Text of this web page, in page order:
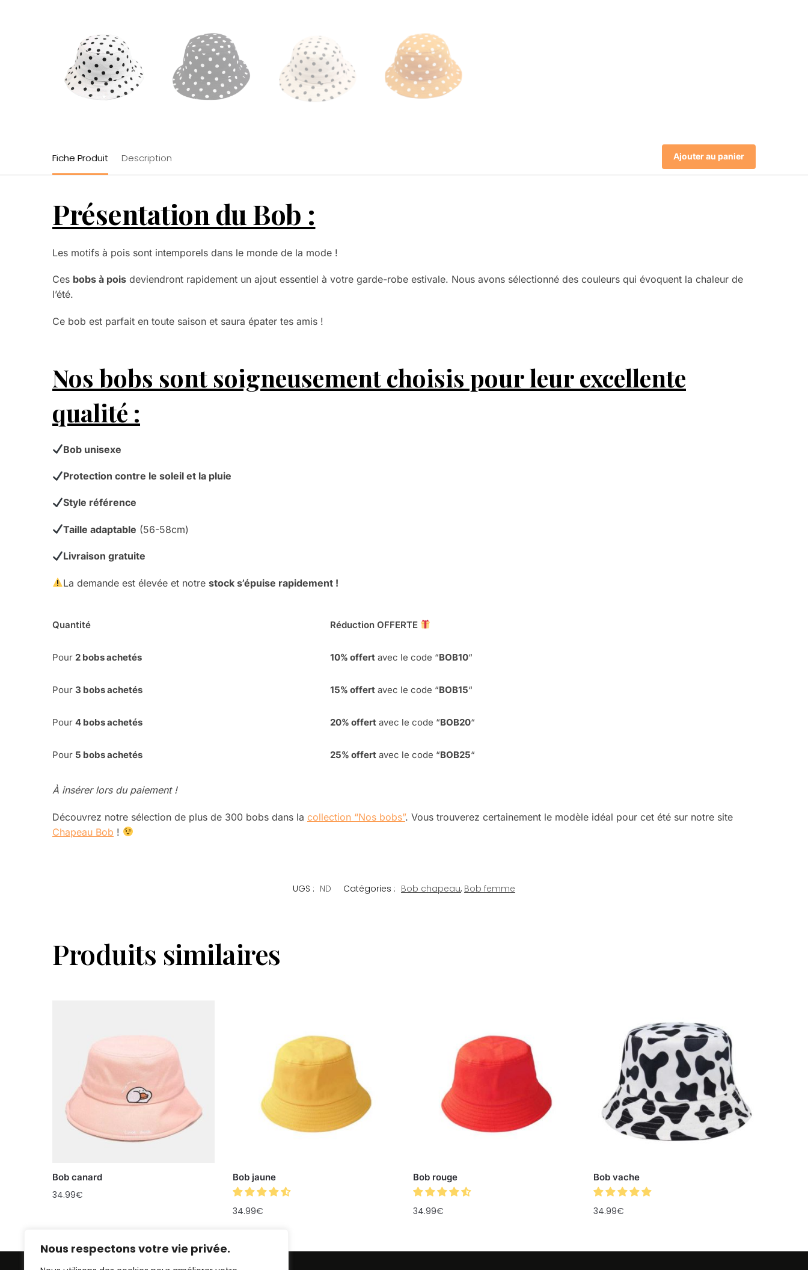
Nous respectons votre vie privée.
Fiche Produit Description Ajouter au panier
Présentation du Bob :
Les motifs à pois sont intemporels dans le monde de la mode !
Ces bobs à pois deviendront rapidement un ajout essentiel à votre garde-robe estivale. Nous avons sélectionné des couleurs qui évoquent la chaleur de
l’été.
Ce bob est parfait en toute saison et saura épater tes amis !
Nos bobs sont soigneusement choisis pour leur excellente
qualité :
Bob unisexe
Protection contre le soleil et la pluie
Style référence
Taille adaptable (56-58cm)
Livraison gratuite
La demande est élevée et notrestock s’épuise rapidement !
Quantité Réduction OFFERTE
Pour 2 bobs achetés 10% offert avec le code “BOB10“
Pour 3 bobs achetés 15% offert avec le code “BOB15“
Pour4 bobs achetés 20% offert avec le code “BOB20“
Pour 5 bobs achetés 25% offert avec le code “BOB25“
À insérer lors du paiement !
Découvrez notre sélection de plus de 300 bobs dans lacollection “Nos bobs”. Vous trouverez certainement le modèle idéal pour cet été sur notre site
Chapeau Bob !
UGS : ND Catégories : Bob chapeau, Bob femme
Produits similaires
Bob canard
34.99€
Bob jaune
34.99€
Bob rouge
34.99€
Bob vache
34.99€